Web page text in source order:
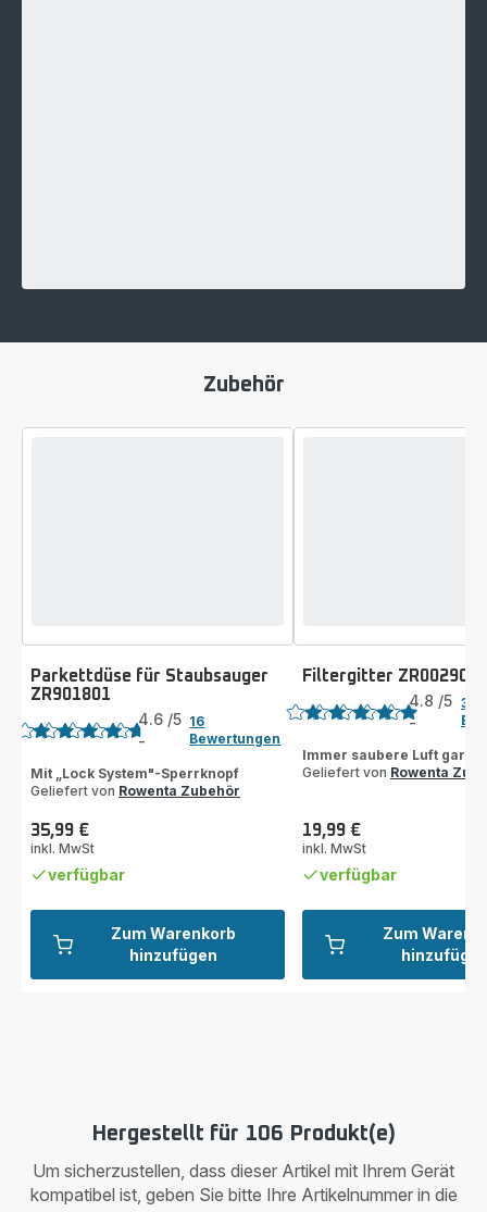
Zubehör
Zum Warenkorb
hinzufügen
Parkettdüse für Staubsauger
ZR901801
Bewertung
4.6 /5
-
16
Bewertungen
Mit „Lock System"-Sperrknopf
Geliefert von Rowenta Zubehör
Preis
35,99 €
inkl. MwSt
verfügbar
Zum
Filtergitter ZR002901
Bewertung
4.8 /5
-
38
Immer saubere Luft
Geliefert von Rowenta
Preis
19,99 €
inkl. MwSt
verfügbar
Hergestellt für 106 Produkt(e)
Um sicherzustellen, dass dieser Artikel mit Ihrem Gerät
kompatibel ist, geben Sie bitte Ihre Artikelnummer in die